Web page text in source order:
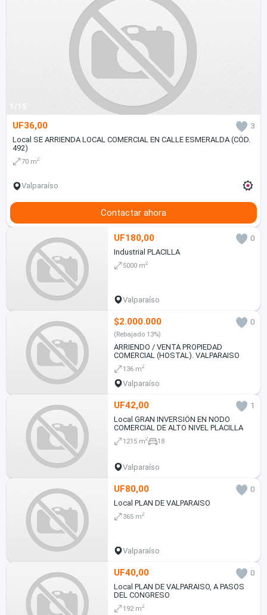
1/15
UF36,00
3
Local SE ARRIENDA LOCAL COMERCIAL EN CALLE ESMERALDA (CÓD.
492)
70 m2
Valparaíso
Contactar ahora
UF180,00
0
Industrial PLACILLA
5000 m2
Valparaíso
$2.000.000 0
(Rebajado 13%)
ARRIENDO / VENTA PROPIEDAD
COMERCIAL (HOSTAL). VALPARAISO
136 m2
Valparaíso
UF42,00
1
Local GRAN INVERSIÓN EN NODO
COMERCIAL DE ALTO NIVEL PLACILLA
1215 m2 18
Valparaíso
UF80,00
0
Local PLAN DE VALPARAISO
365 m2
Valparaíso
UF40,00
0
Local PLAN DE VALPARAISO, A PASOS
DEL CONGRESO
192 m2